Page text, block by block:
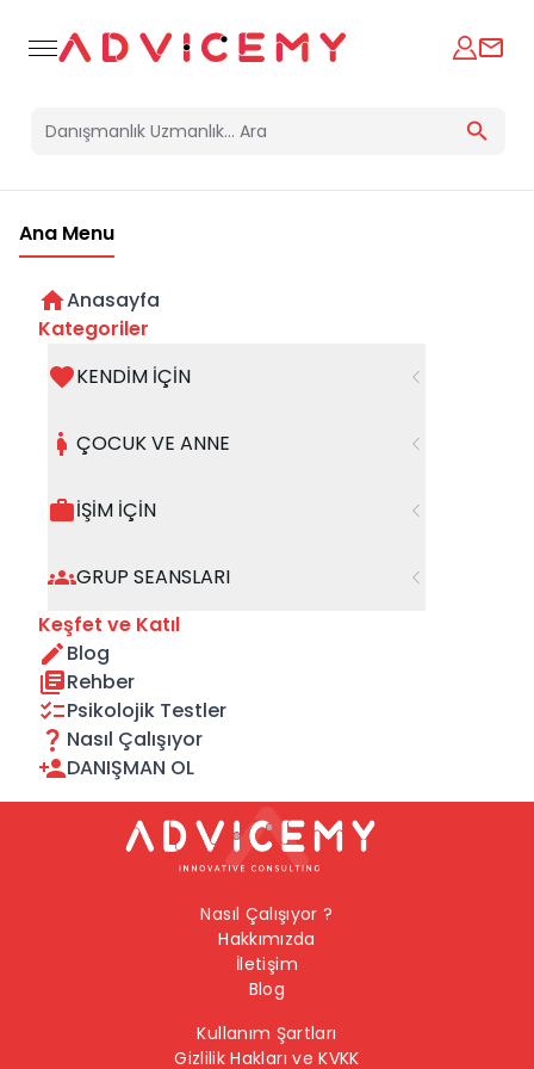
Ana Menu
Anasayfa
Kategoriler
KENDİM İÇİN
ÇOCUK VE ANNE
İŞİM İÇİN
GRUP SEANSLARI
Keşfet ve Katıl
Blog
Rehber
Psikolojik Testler
Nasıl Çalışıyor
DANIŞMAN OL
halinde whatsapp hattımızdan iletişime
Nasıl Çalışıyor ?
Hakkımızda
İletişim
Blog
Kullanım Şartları
Gizlilik Hakları ve KVKK